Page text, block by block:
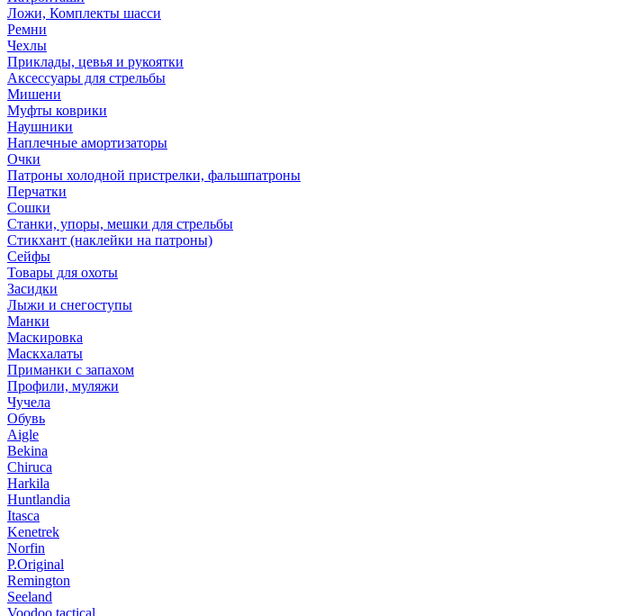
Ложи, Комплекты шасси
Ремни
Чехлы
Приклады, цевья и рукоятки
Аксессуары для стрельбы
Мишени
Муфты коврики
Наушники
Наплечные амортизаторы
Очки
Патроны холодной пристрелки, фальшпатроны
Перчатки
Сошки
Станки, упоры, мешки для стрельбы
Стикхант (наклейки на патроны)
Сейфы
Товары для охоты
Засидки
Лыжи и снегоступы
Манки
Маскировка
Маскхалаты
Приманки с запахом
Профили, муляжи
Чучела
Обувь
Aigle
Bekina
Chiruсa
Harkila
Huntlandia
Itasca
Kenetrek
Norfin
P.Original
Remington
Seeland
Voodoo tactical